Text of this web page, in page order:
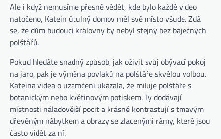
Ale i když nemusíme přesně vědět, kde bylo každé video
natočeno, Katein útulný domov měl své místo všude. Zdá
se, že dům budoucí královny by nebyl stejný bez báječných
polštářů.
Pokud hledáte snadný způsob, jak oživit svůj obývací pokoj
na jaro, pak je výměna povlaků na polštáře skvělou volbou.
Kateina videa o uzamčení ukázala, že miluje polštáře s
botanickým nebo květinovým potiskem. Ty dodávají
místnosti náladovější pocit a krásně kontrastují s tmavým
dřevěným nábytkem a obrazy se zlacenými rámy, které jsou
často vidět za ní.